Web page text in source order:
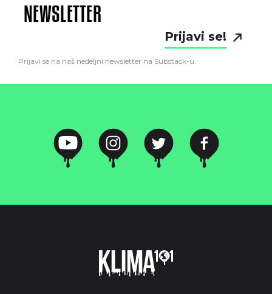
NEWSLETTER
Prijavi se!
Prijavi se na naš nedeljni newsletter na Substack-u